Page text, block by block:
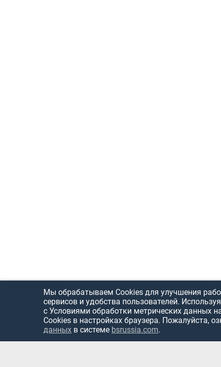
Мы обрабатываем Cookies для улучшения
сервисов и удобства пользователей.
с Условиями обработки метрических данных
Cookies в настройках браузера. Пожалуйста,
данных в системе bsrussia.com.